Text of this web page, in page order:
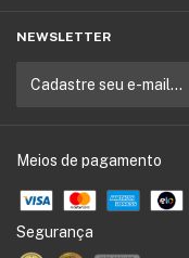
NEWSLETTER
Meios de pagamento